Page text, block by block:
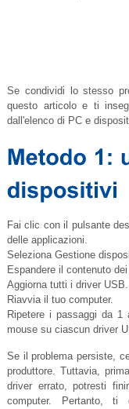
Se condividi lo stesso
questo articolo e ti
dall'elenco di PC e
Fai clic con il pulsante
delle applicazioni.
Seleziona Gestione
Espandere il contenuto
Aggiorna tutti i driver USB.
Riavvia il tuo computer.
Ripetere i passaggi da
mouse su ciascun driver
Se il problema persiste,
produttore. Tuttavia,
driver errato, potresti
computer. Pertanto, ti